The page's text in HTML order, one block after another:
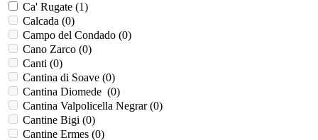
Ca' Rugate (1)
Calcada (0)
Campo del Condado (0)
Cano Zarco (0)
Canti (0)
Cantina di Soave (0)
Cantina Diomede (0)
Cantina Valpolicella Negrar (0)
Cantine Bigi (0)
Cantine Ermes (0)